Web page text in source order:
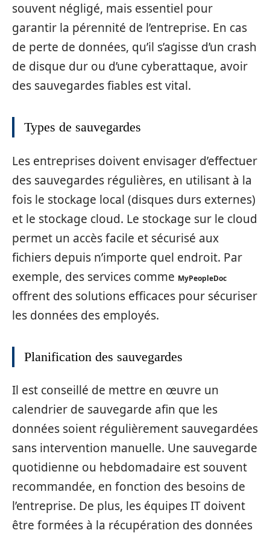
souvent négligé, mais essentiel pour
garantir la pérennité de l’entreprise. En cas
de perte de données, qu’il s’agisse d’un crash
de disque dur ou d’une cyberattaque, avoir
des sauvegardes fiables est vital.
Types de sauvegardes
Les entreprises doivent envisager d’effectuer
des sauvegardes régulières, en utilisant à la
fois le stockage local (disques durs externes)
et le stockage cloud. Le stockage sur le cloud
permet un accès facile et sécurisé aux
fichiers depuis n’importe quel endroit. Par
exemple, des services comme MyPeopleDoc
offrent des solutions efficaces pour sécuriser
les données des employés.
Planification des sauvegardes
Il est conseillé de mettre en œuvre un
calendrier de sauvegarde afin que les
données soient régulièrement sauvegardées
sans intervention manuelle. Une sauvegarde
quotidienne ou hebdomadaire est souvent
recommandée, en fonction des besoins de
l’entreprise. De plus, les équipes IT doivent
être formées à la récupération des données